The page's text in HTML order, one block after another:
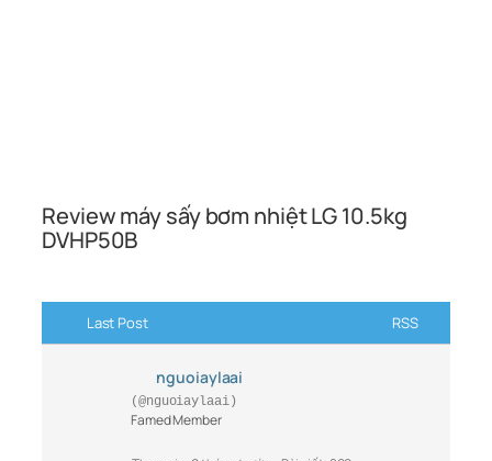
Review máy sấy bơm nhiệt LG 10.5kg
DVHP50B
Last Post RSS
nguoiaylaai
(@nguoiaylaai)
Famed Member